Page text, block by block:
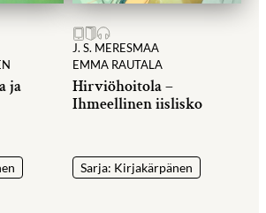
ja
J. S. MERESMAA
EMMA RAUTALA
Hirviöhoitola –
Ihmeellinen iislisko
Sarja: Kirjakärpänen